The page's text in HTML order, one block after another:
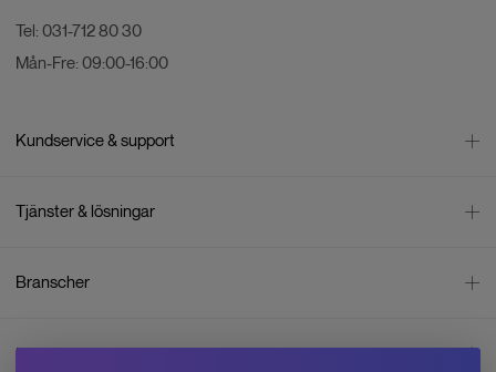
Tel: 031-712 80 30
Mån-Fre: 09:00-16:00
Kundservice & support
Leverans
Reklamation & återköp
Integritetspolicy
Tjänster & lösningar
Företagsrådgivning
Företagsleasing
Branscher
Inspiration